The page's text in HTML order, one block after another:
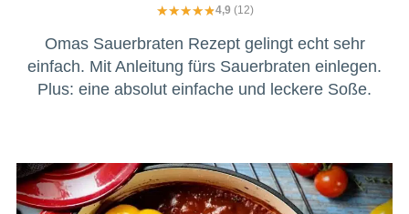
4,9 (12)
Omas Sauerbraten Rezept gelingt echt sehr
einfach. Mit Anleitung fürs Sauerbraten einlegen.
Plus: eine absolut einfache und leckere Soße.